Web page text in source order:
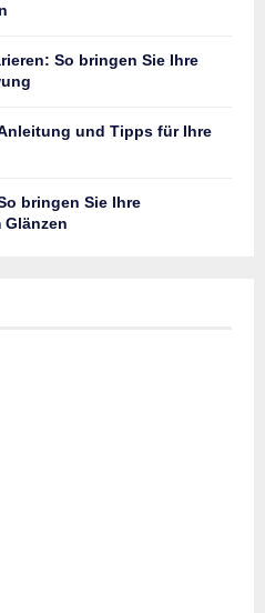
So bringen Sie Ihre
und Tipps für Ihre
bringen Sie Ihre